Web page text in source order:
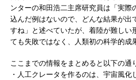
ンターの和田浩二主席研究員は「実際
込んだ例はないので、どんな結果が出
すね」と述べていたが、着陸が難しい
ても失敗ではなく、人類初の科学的成
ここまでの情報をまとめると以下の通
・人工クレータを作るのは、宇宙風